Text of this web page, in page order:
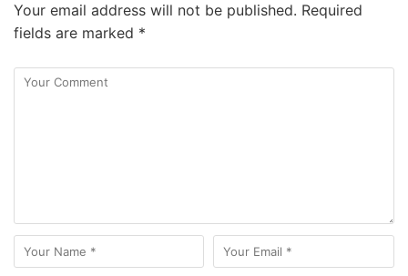
Your email address will not be published. Required
fields are marked *